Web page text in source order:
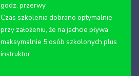
godz. przerwy
Czas szkolenia dobrano optymalnie
przy założeniu, że na jachcie pływa
maksymalnie 5 osób szkolonych plus
instruktor.